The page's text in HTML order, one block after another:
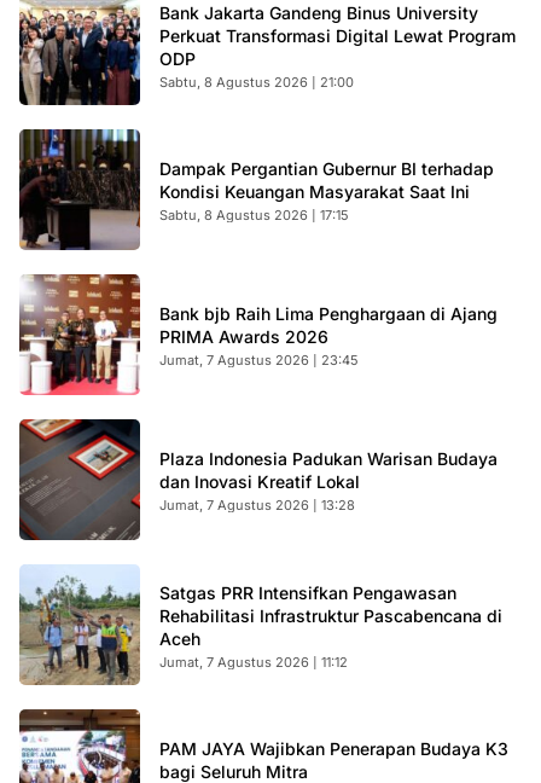
Bank Jakarta Gandeng Binus University
Perkuat Transformasi Digital Lewat Program
ODP
Sabtu, 8 Agustus 2026 | 21:00
Dampak Pergantian Gubernur BI terhadap
Kondisi Keuangan Masyarakat Saat Ini
Sabtu, 8 Agustus 2026 | 17:15
Bank bjb Raih Lima Penghargaan di Ajang
PRIMA Awards 2026
Jumat, 7 Agustus 2026 | 23:45
Plaza Indonesia Padukan Warisan Budaya
dan Inovasi Kreatif Lokal
Jumat, 7 Agustus 2026 | 13:28
Satgas PRR Intensifkan Pengawasan
Rehabilitasi Infrastruktur Pascabencana di
Aceh
Jumat, 7 Agustus 2026 | 11:12
PAM JAYA Wajibkan Penerapan Budaya K3
bagi Seluruh Mitra